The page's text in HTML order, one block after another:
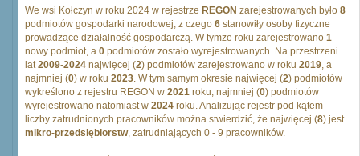
We wsi Kołczyn w roku 2024 w rejestrze REGON zarejestrowanych było 8
podmiotów gospodarki narodowej, z czego 6 stanowiły osoby fizyczne
prowadzące działalność gospodarczą. W tymże roku zarejestrowano 1
nowy podmiot, a 0 podmiotów zostało wyrejestrowanych. Na przestrzeni
lat2009-2024 najwięcej (2) podmiotów zarejestrowano w roku 2019, a
najmniej (0) w roku 2023. W tym samym okresie najwięcej (2) podmiotów
wykreślono z rejestru REGON w 2021 roku, najmniej (0) podmiotów
wyrejestrowano natomiast w 2024 roku. Analizując rejestr pod kątem
liczby zatrudnionych pracowników można stwierdzić, że najwięcej (8) jest
mikro-przedsiębiorstw, zatrudniających 0 - 9 pracowników.